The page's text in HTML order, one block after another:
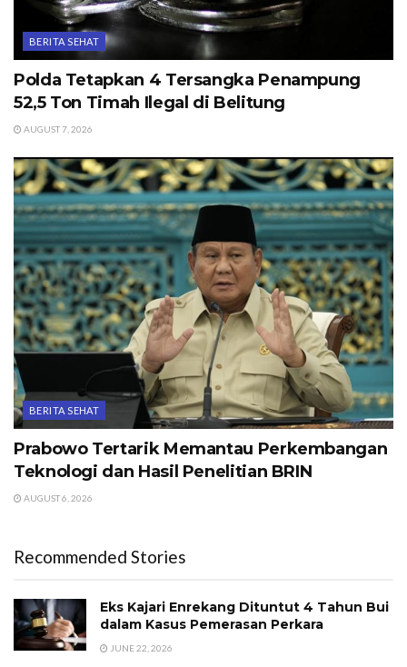
BERITA SEHAT
Polda Tetapkan 4 Tersangka Penampung
52,5 Ton Timah Ilegal di Belitung
AUGUST 7, 2026
BERITA SEHAT
Prabowo Tertarik Memantau Perkembangan
Teknologi dan Hasil Penelitian BRIN
AUGUST 6, 2026
Recommended Stories
Eks Kajari Enrekang Dituntut 4 Tahun Bui
dalam Kasus Pemerasan Perkara
JUNE 22, 2026